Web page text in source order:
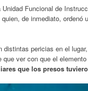
Funcional de
quien, de inmediato, ordenó
distintas pericias en el
que ver con que el
que los presos